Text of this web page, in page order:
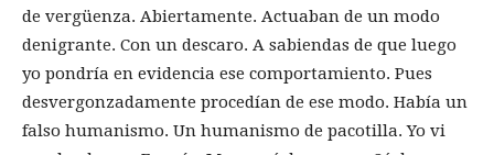
de vergüenza. Abiertamente. Actuaban de un modo
denigrante. Con un descaro. A sabiendas de que luego
yo pondría en evidencia ese comportamiento. Pues
desvergonzadamente procedían de ese modo. Había un
falso humanismo. Un humanismo de pacotilla. Yo vi